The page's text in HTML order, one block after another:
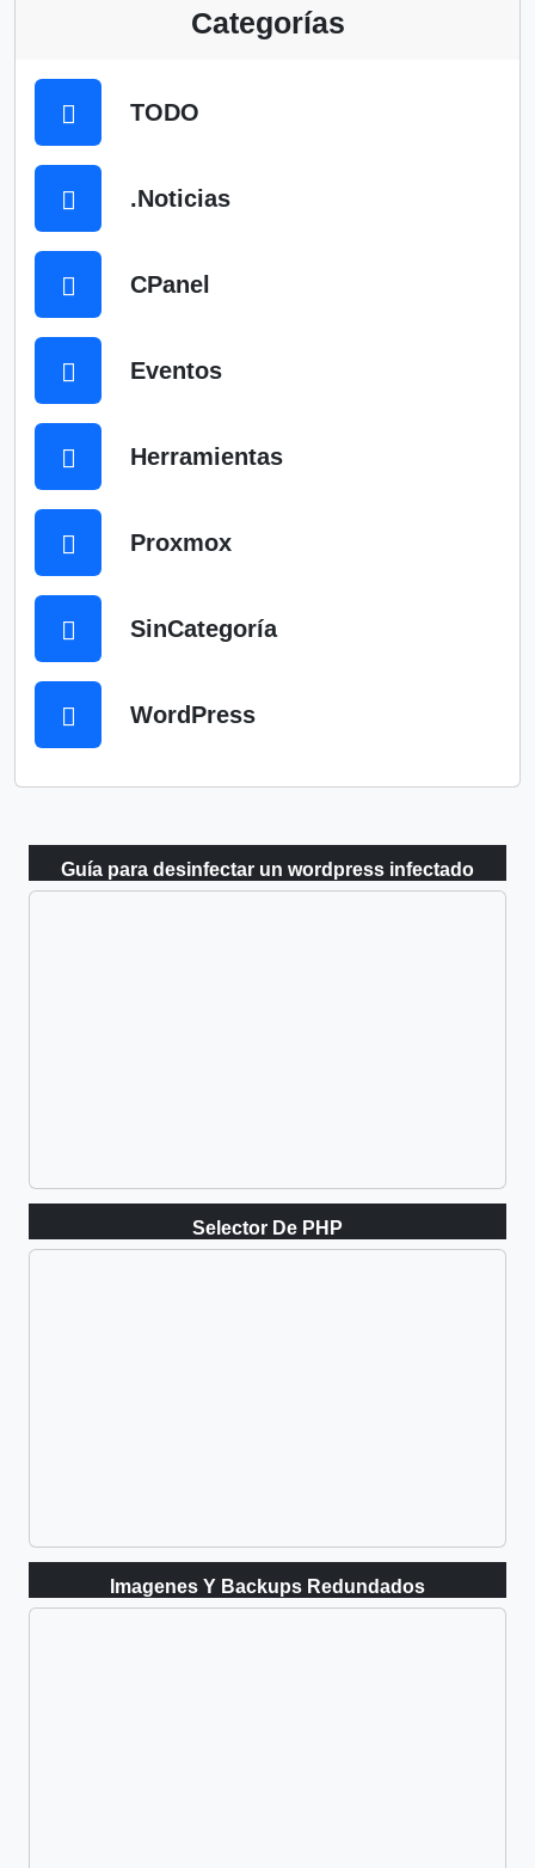
Categorías
TODO
.Noticias
CPanel
Eventos
Herramientas
Proxmox
SinCategoría
WordPress
Guía para desinfectar un wordpress infectado
Selector De PHP
Imagenes Y Backups Redundados